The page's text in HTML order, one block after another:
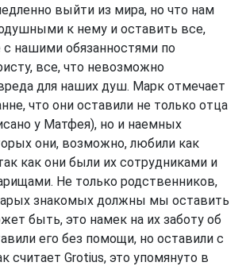
выйти из мира, но что нам
к нему и оставить все,
нашими обязанностями по
все, что невозможно
для наших душ. Марк отмечает
что они оставили не только отца
у Матфея), но и наемных
они, возможно, любили как
как они были их сотрудниками и
Не только родственников,
знакомых должны мы оставить
быть, это намек на их заботу об
его без помощи, но оставили с
считает Grotius, это упомянуто в